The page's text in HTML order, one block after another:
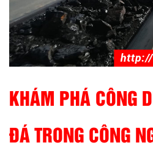
KHÁM PHÁ CÔNG
ĐÁ TRONG CÔNG